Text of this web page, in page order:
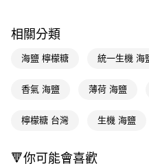
AFTEE先享後付是「在收到商品之
１．簡單：不需註冊會員、不需綁
１．於結帳方式選擇「AFTEE先享
３．收到繳費通知簡訊後14天內，
即享券
運送方式
全家取貨付款
每筆NT$65，滿NT$390(含以上)
相關分類
海鹽 檸檬糖 統一生機 海
香氣 海鹽 薄荷 海鹽
檸檬糖 台灣 生機 海鹽
🔻你可能會喜歡